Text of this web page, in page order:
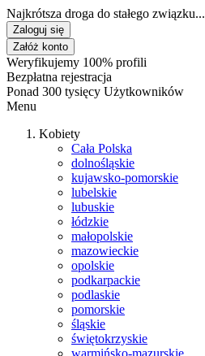
Najkrótsza droga do stałego związku...
Zaloguj się
Załóż konto
Weryfikujemy 100% profili
Bezpłatna rejestracja
Ponad 300 tysięcy Użytkowników
Menu
Kobiety
Cała Polska
dolnośląskie
kujawsko-pomorskie
lubelskie
lubuskie
łódzkie
małopolskie
mazowieckie
opolskie
podkarpackie
podlaskie
pomorskie
śląskie
świętokrzyskie
warmińsko-mazurskie